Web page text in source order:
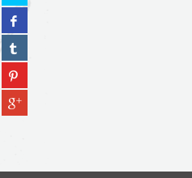
sur
twitter
(Nouvelle
fenêtre)
Partager
sur
facebook
(Nouvelle
fenêtre)
Partager
sur
tumblr
(Nouvelle
fenêtre)
Partager
sur
pinterest
(Nouvelle
Partager
sur